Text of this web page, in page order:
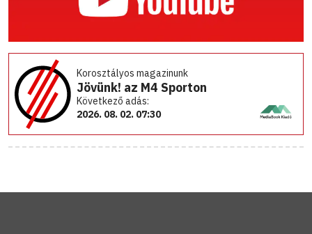
Korosztályos magazinunk
Jövünk! az M4 Sporton
Következő adás:
2026. 08. 02. 07:30